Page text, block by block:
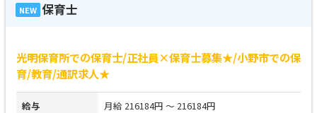
NEW 保育士
光明保育所での保育士/正社員×保育士募集★/小野市での保
育/教育/通訳求人★
給与 月給 216184円 ～ 216184円